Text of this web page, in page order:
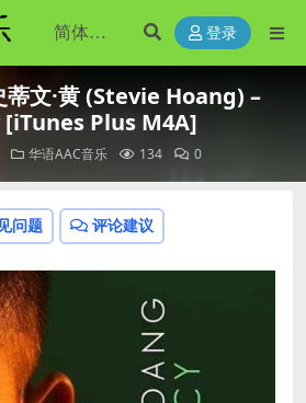
登录
文·黄 (Stevie Hoang) –
[iTunes Plus M4A]
华语AAC音乐 134 0
问题 评论建议